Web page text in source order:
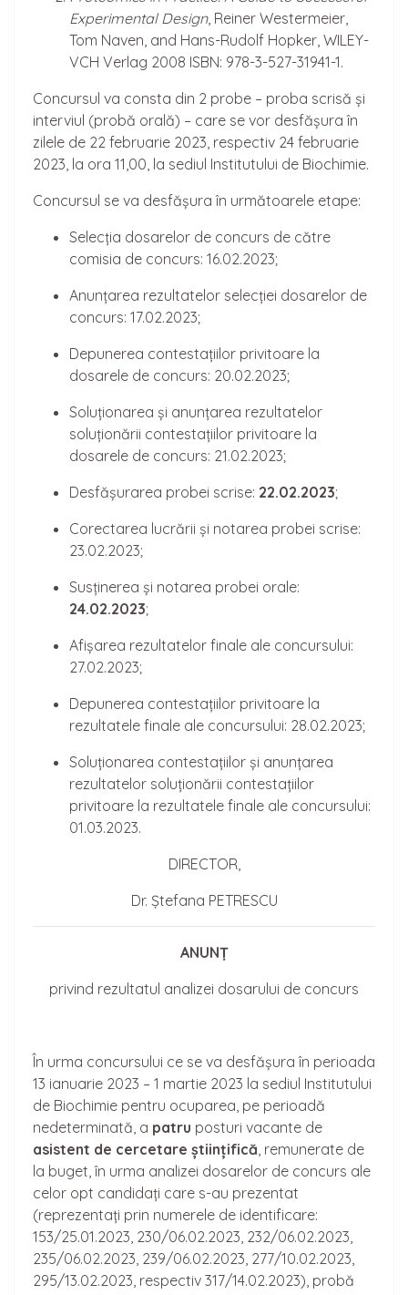
Experimental Design, Reiner Westermeier,
Tom Naven, and Hans-Rudolf Hopker, WILEY-
VCH Verlag 2008 ISBN: 978-3-527-31941-1.
Concursul va consta din 2 probe – proba scrisă și
interviul (probă orală) – care se vor desfășura în
zilele de 22 februarie 2023, respectiv 24 februarie
2023, la ora 11,00, la sediul Institutului de Biochimie.
Concursul se va desfășura în următoarele etape:
Selecția dosarelor de concurs de către
comisia de concurs: 16.02.2023;
Anunțarea rezultatelor selecției dosarelor de
concurs: 17.02.2023;
Depunerea contestațiilor privitoare la
dosarele de concurs: 20.02.2023;
Soluționarea și anunțarea rezultatelor
soluționării contestațiilor privitoare la
dosarele de concurs: 21.02.2023;
Desfășurarea probei scrise: 22.02.2023;
Corectarea lucrării și notarea probei scrise:
23.02.2023;
Susținerea și notarea probei orale:
24.02.2023;
Afișarea rezultatelor finale ale concursului:
27.02.2023;
Depunerea contestațiilor privitoare la
rezultatele finale ale concursului: 28.02.2023;
Soluționarea contestațiilor și anunțarea
rezultatelor soluționării contestațiilor
privitoare la rezultatele finale ale concursului:
01.03.2023.
DIRECTOR,
Dr. Ștefana PETRESCU
ANUNȚ
privind rezultatul analizei dosarului de concurs
În urma concursului ce se va desfășura în perioada
13 ianuarie 2023 – 1 martie 2023 la sediul Institutului
de Biochimie pentru ocuparea, pe perioadă
nedeterminată, a patru posturi vacante de
asistent de cercetare științifică, remunerate de
la buget, în urma analizei dosarelor de concurs ale
celor opt candidați care s-au prezentat
(reprezentați prin numerele de identificare:
153/25.01.2023, 230/06.02.2023, 232/06.02.2023,
235/06.02.2023, 239/06.02.2023, 277/10.02.2023,
295/13.02.2023, respectiv 317/14.02.2023), probă